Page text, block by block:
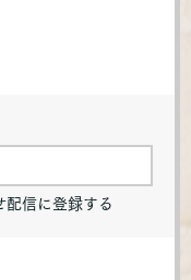
配信に登録する